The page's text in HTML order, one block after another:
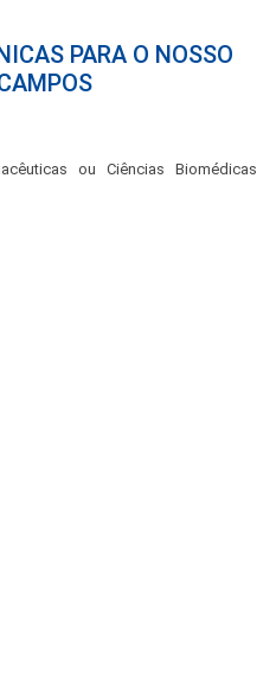
PARA O NOSSO
ou Ciências Biomédicas